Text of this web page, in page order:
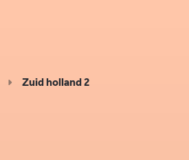
Zuid holland 2